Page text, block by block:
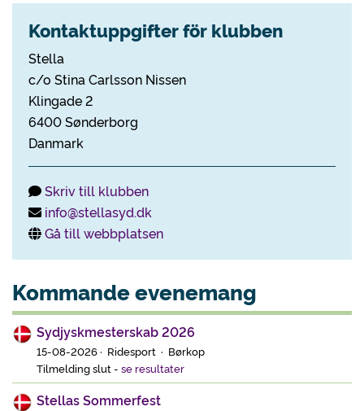
Kontaktuppgifter för klubben
Stella
c/o Stina Carlsson Nissen
Klingade 2
6400 Sønderborg
Danmark
Skriv till klubben
info@stellasyd.dk
Gå till webbplatsen
Kommande evenemang
Sydjyskmesterskab 2026
15-08-2026 · Ridesport · Børkop
Tilmelding slut - se resultater
Stellas Sommerfest